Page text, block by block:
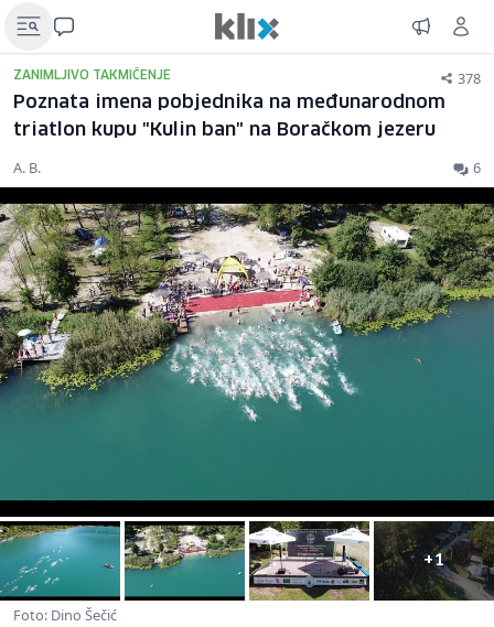
ZANIMLJIVO TAKMIČENJE 378
Poznata imena pobjednika na međunarodnom
triatlon kupu "Kulin ban" na Boračkom jezeru
A. B. 6
+1
Foto: Dino Šečić